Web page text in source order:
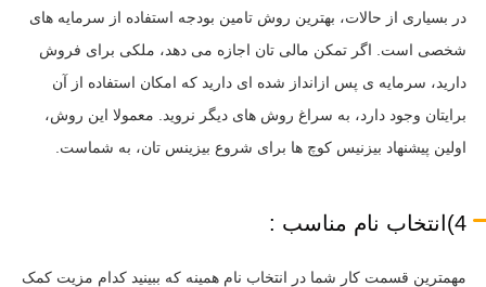
در بسیاری از حالات، بهترین روش تامین بودجه استفاده از سرمایه های
شخصی است. اگر تمکن مالی تان اجازه می دهد، ملکی برای فروش
دارید، سرمایه ی پس ازانداز شده ای دارید که امکان استفاده از آن
برایتان وجود دارد، به سراغ روش های دیگر نروید. معمولا این روش،
اولین پیشنهاد بیزنیس کوچ ها برای شروع بیزینس تان، به شماست.
4)انتخاب نام مناسب :
مهمترین قسمت کار شما در انتخاب نام همینه که ببینید کدام مزیت کمک